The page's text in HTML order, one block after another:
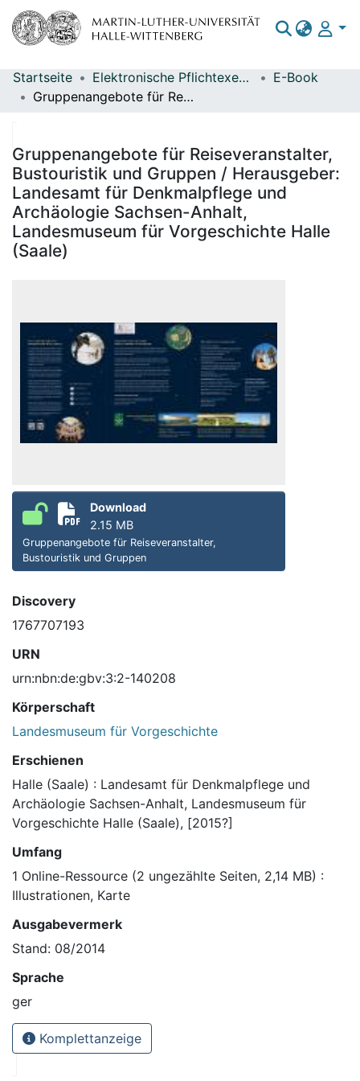
Bereiche & Sammlungen
Statistiken
Startseite Elektronische Pflichtexemplare
E-Book
Gruppenangebote für Reiseveranstalter, Bustouristik und Gruppen / Herausgeber: Landesamt für Denkmalpflege und Archäologie Sachsen-Anhalt, Landesmuseum für Vorgeschichte Halle (Saale)
Gruppenangebote für Reiseveranstalter,
Bustouristik und Gruppen / Herausgeber:
Landesamt für Denkmalpflege und
Archäologie Sachsen-Anhalt,
Landesmuseum für Vorgeschichte Halle
(Saale)
Download
2.15 MB
Gruppenangebote für Reiseveranstalter,
Bustouristik und Gruppen
Discovery
1767707193
URN
urn:nbn:de:gbv:3:2-140208
Körperschaft
Landesmuseum für Vorgeschichte
Erschienen
Halle (Saale) : Landesamt für Denkmalpflege und
Archäologie Sachsen-Anhalt, Landesmuseum für
Vorgeschichte Halle (Saale), [2015?]
Umfang
1 Online-Ressource (2 ungezählte Seiten, 2,14 MB) :
Illustrationen, Karte
Ausgabevermerk
Stand: 08/2014
Sprache
ger
Komplettanzeige